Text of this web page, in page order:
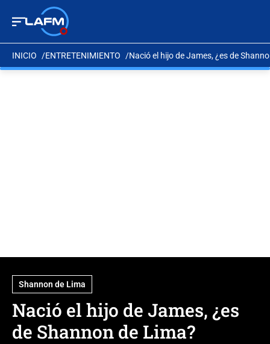
INICIO ENTRETENIMIENTO Nació el hijo de James, ¿es de
Shannon de Lima
Nació el hijo de James, ¿es
de Shannon de Lima?